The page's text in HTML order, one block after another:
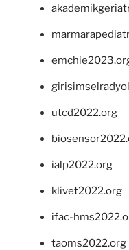
utcd2022.org
ialp2022.org
klivet2022.org
ifac-
taoms2022.org